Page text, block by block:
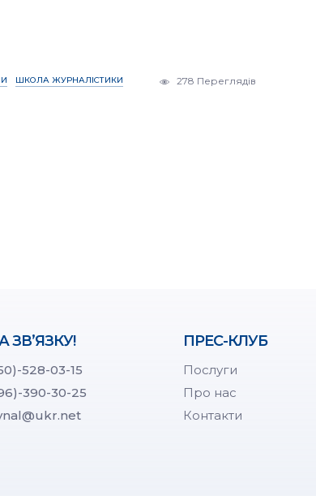
ШКОЛА ЖУРНАЛІСТИКИ 278 Переглядів
ЗВ’ЯЗКУ!
528-03-15
390-30-25
ПРЕС-КЛУБ
Послуги
Про нас
Контакти